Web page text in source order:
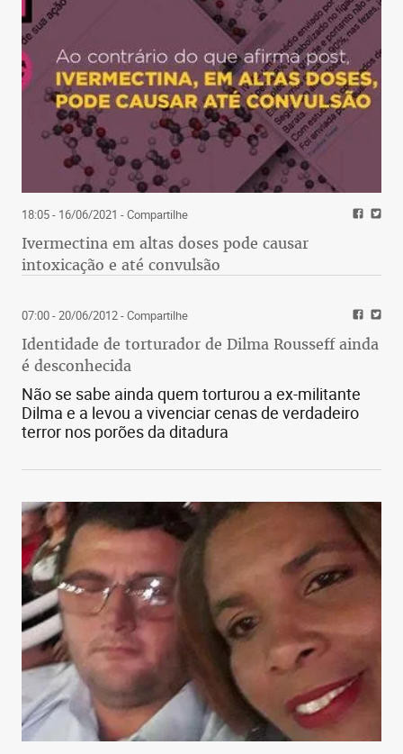
18:05 - 16/06/2021 - Compartilhe
Ivermectina em altas doses pode causar
intoxicação e até convulsão
07:00 - 20/06/2012- Compartilhe
Identidade de torturador de Dilma Rousseff ainda
é desconhecida
Não se sabe ainda quem torturou a ex-militante
Dilma e a levou a vivenciar cenas de verdadeiro
terror nos porões da ditadura